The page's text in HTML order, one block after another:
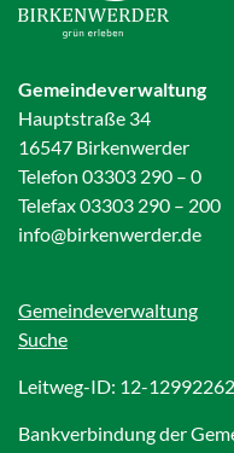
Gemeindeverwaltung
Hauptstraße 34
16547 Birkenwerder
Telefon 03303 290 – 0
Telefax 03303 290 – 200
info@birkenwerder.de
Gemeindeverwaltung
Suche
Leitweg-ID: 12-
Bankverbindung der